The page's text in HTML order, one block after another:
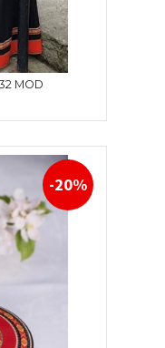
MOD
-20%